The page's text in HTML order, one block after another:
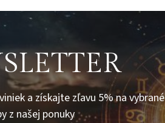
a získajte zľavu 5% na vybrané
z našej ponuky